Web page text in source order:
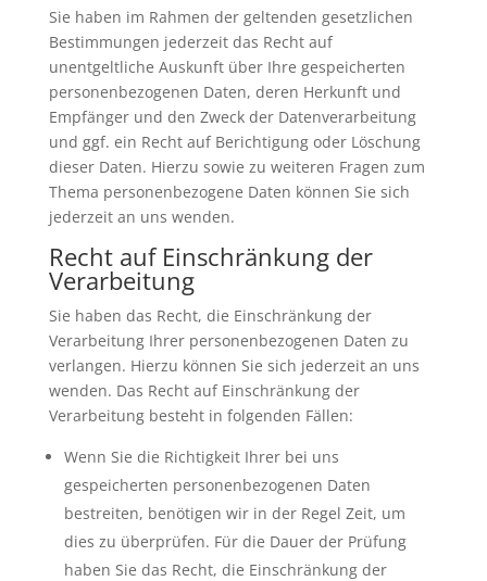
Sie haben im Rahmen der geltenden gesetzlichen
Bestimmungen jederzeit das Recht auf
unentgeltliche Auskunft über Ihre gespeicherten
personenbezogenen Daten, deren Herkunft und
Empfänger und den Zweck der Datenverarbeitung
und ggf. ein Recht auf Berichtigung oder Löschung
dieser Daten. Hierzu sowie zu weiteren Fragen zum
Thema personenbezogene Daten können Sie sich
jederzeit an uns wenden.
Recht auf Einschränkung der
Verarbeitung
Sie haben das Recht, die Einschränkung der
Verarbeitung Ihrer personenbezogenen Daten zu
verlangen. Hierzu können Sie sich jederzeit an uns
wenden. Das Recht auf Einschränkung der
Verarbeitung besteht in folgenden Fällen:
Wenn Sie die Richtigkeit Ihrer bei uns
gespeicherten personenbezogenen Daten
bestreiten, benötigen wir in der Regel Zeit, um
dies zu überprüfen. Für die Dauer der Prüfung
haben Sie das Recht, die Einschränkung der